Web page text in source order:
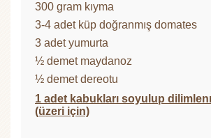
300 gram kıyma
3-4 adet küp doğranmış domates
3 adet yumurta
½ demet maydanoz
½ demet dereotu
1 adet kabukları soyulup
(üzeri için)